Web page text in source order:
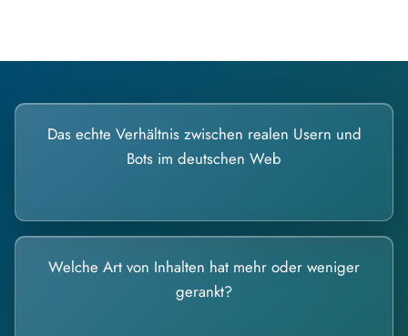
Das echte Verhältnis zwischen realen Usern und
Bots im deutschen Web
Welche Art von Inhalten hat mehr oder weniger
gerankt?